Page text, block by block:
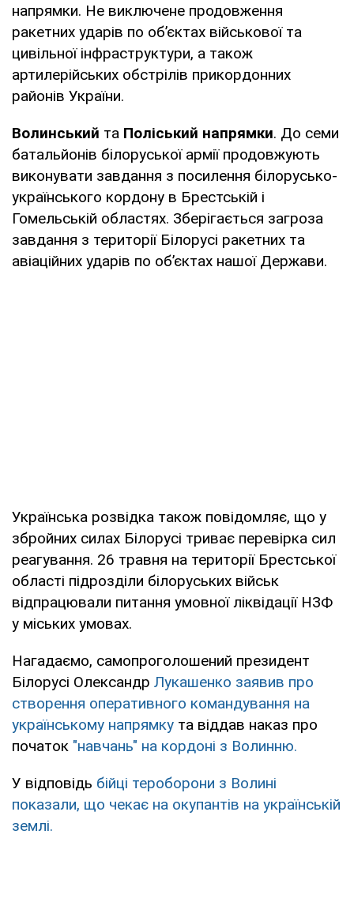
напрямки. Не виключене продовження
ракетних ударів по об’єктах військової та
цивільної інфраструктури, а також
артилерійських обстрілів прикордонних
районів України.
Волинський та Поліський напрямки. До семи
батальйонів білоруської армії продовжують
виконувати завдання з посилення білорусько-
українського кордону в Брестській і
Гомельській областях. Зберігається загроза
завдання з території Білорусі ракетних та
авіаційних ударів по об’єктах нашої Держави.
Українська розвідка також повідомляє, що у
збройних силах Білорусі триває перевірка сил
реагування. 26 травня на території Брестської
області підрозділи білоруських військ
відпрацювали питання умовної ліквідації НЗФ
у міських умовах.
Нагадаємо, самопроголошений президент
Білорусі Олександр Лукашенко заявив про
створення оперативного командування на
українському напрямку та віддав наказ про
початок "навчань" на кордоні з Волинню.
У відповідь бійці тероборони з Волині
показали, що чекає на окупантів на українській
землі.